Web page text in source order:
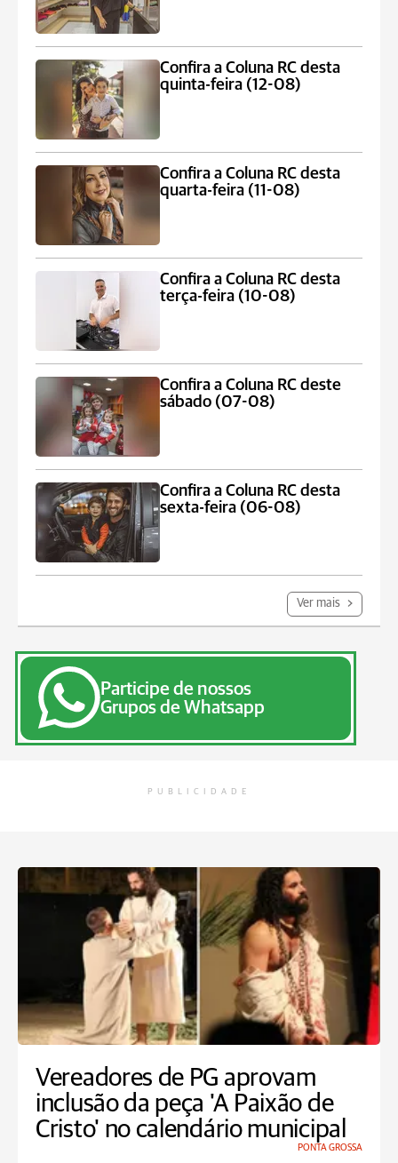
Confira a Coluna RC desta
quinta-feira (12-08)
Confira a Coluna RC desta
quarta-feira (11-08)
Confira a Coluna RC desta
terça-feira (10-08)
Confira a Coluna RC deste
sábado (07-08)
Confira a Coluna RC desta
sexta-feira (06-08)
Ver mais
Participe de nossos
Grupos de Whatsapp
PUBLICIDADE
Vereadores de PG aprovam
inclusão da peça 'A Paixão de
Cristo' no calendário municipal
PONTA GROSSA